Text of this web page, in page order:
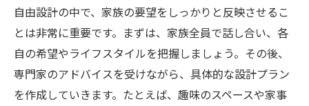
自由設計の中で、家族の要望をしっかりと反映させるこ
とは非常に重要です。まずは、家族全員で話し合い、各
自の希望やライフスタイルを把握しましょう。その後、
専門家のアドバイスを受けながら、具体的な設計プラン
を作成していきます。たとえば、趣味のスペースや家事